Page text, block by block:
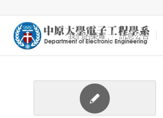
我們的榮耀 訊息公告